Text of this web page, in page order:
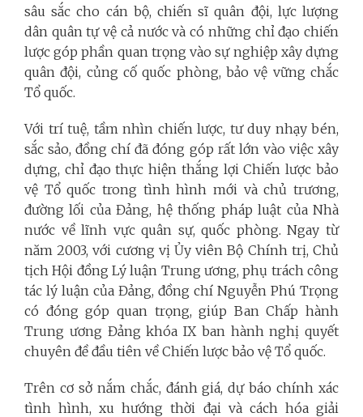
sâu sắc cho cán bộ, chiến sĩ quân đội, lực lượng
dân quân tự vệ cả nước và có những chỉ đạo chiến
lược góp phần quan trọng vào sự nghiệp xây dựng
quân đội, củng cố quốc phòng, bảo vệ vững chắc
Tổ quốc.
Với trí tuệ, tầm nhìn chiến lược, tư duy nhạy bén,
sắc sảo, đồng chí đã đóng góp rất lớn vào việc xây
dựng, chỉ đạo thực hiện thắng lợi Chiến lược bảo
vệ Tổ quốc trong tình hình mới và chủ trương,
đường lối của Đảng, hệ thống pháp luật của Nhà
nước về lĩnh vực quân sự, quốc phòng. Ngay từ
năm 2003, với cương vị Ủy viên Bộ Chính trị, Chủ
tịch Hội đồng Lý luận Trung ương, phụ trách công
tác lý luận của Đảng, đồng chí Nguyễn Phú Trọng
có đóng góp quan trọng, giúp Ban Chấp hành
Trung ương Đảng khóa IX ban hành nghị quyết
chuyên đề đầu tiên về Chiến lược bảo vệ Tổ quốc.
Trên cơ sở nắm chắc, đánh giá, dự báo chính xác
tình hình, xu hướng thời đại và cách hóa giải